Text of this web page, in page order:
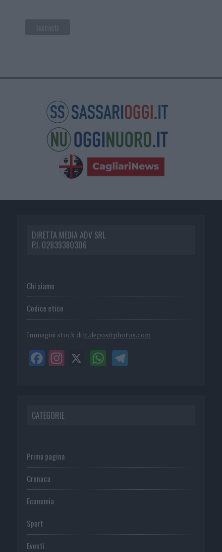
DIRETTA MEDIA ADV SRL
P.I. 02839380306
Chi siamo
Codice etico
Immagini stock di it.depositphotos.com
CATEGORIE
Prima pagina
Cronaca
Economia
Sport
Eventi